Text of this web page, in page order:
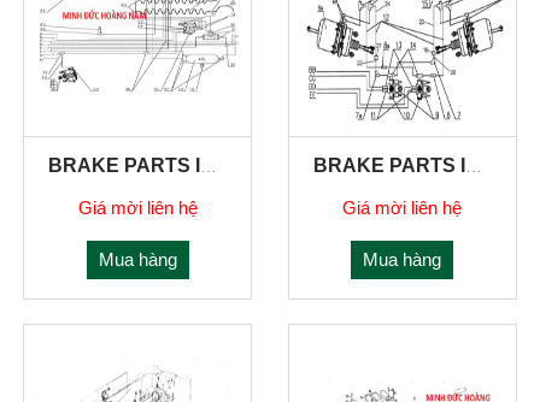
Giá mời liên hệ
Mua hàng
Giá mời liên hệ
Mua hàng